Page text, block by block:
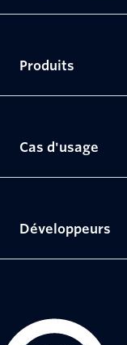
Produits
Cas d'usage
Développeurs